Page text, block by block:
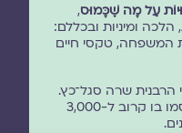
עַל מָה שֶׁכָּמוּס,
ומיניות ובכללם:
המשפחה, טקסי חיים
בשנת 2019 על-ידי הרבנית שרה סגל־כץ.
עם הכניסה לשנת 2025 פורסמו בו קרוב ל-3,000